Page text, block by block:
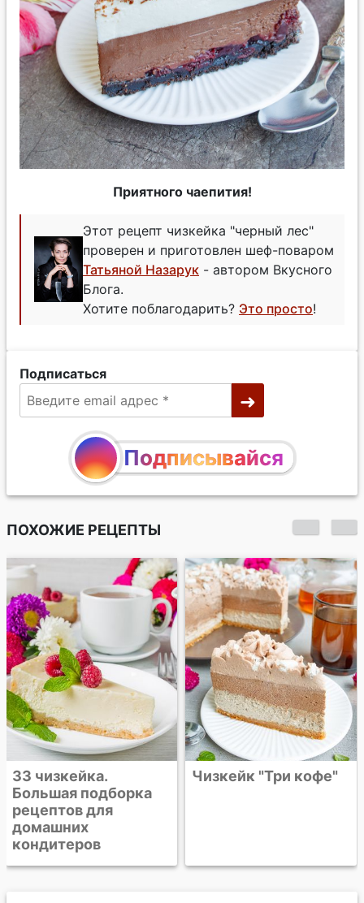
Приятного чаепития!
Этот рецепт чизкейка "черный лес"
проверен и приготовлен шеф-поваром
Татьяной Назарук - автором Вкусного
Блога.
Хотите поблагодарить? Это просто!
Подписаться
Подписывайся
ПОХОЖИЕ РЕЦЕПТЫ
Чизкейк "Три кофе"
Холодный вишневый
чизкейк